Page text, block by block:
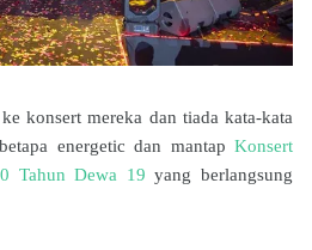
konsert mereka dan tiada kata-kata
energetic dan mantap Konsert
Tahun Dewa 19 yang berlangsung